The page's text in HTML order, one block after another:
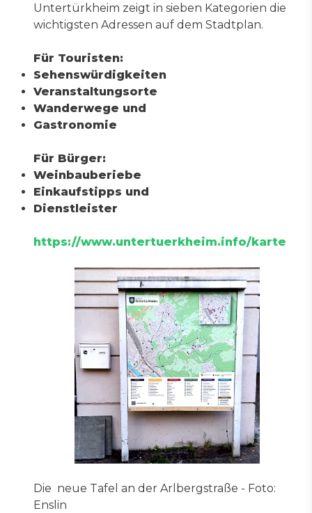
Untertürkheim zeigt in sieben Kategorien die
wichtigsten Adressen auf dem Stadtplan.
Für Touristen:
Sehenswürdigkeiten
Veranstaltungsorte
Wanderwege und
Gastronomie
Für Bürger:
Weinbauberiebe
Einkaufstipps und
Dienstleister
https://www.untertuerkheim.info/karte
Die neue Tafel an der Arlbergstraße - Foto:
Enslin